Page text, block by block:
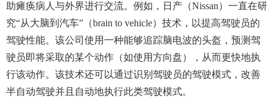
助瘫痪病人与外界进行交流。例如，日产（Nissan）一直在研
究“从大脑到汽车”（brain to vehicle）技术，以提高驾驶员的
驾驶性能。该公司使用一种能够追踪脑电波的头盔，预测驾
驶员即将采取的某个动作（如使用方向盘），从而更快地执
行该动作。该技术还可以通过识别驾驶员的驾驶模式，改善
半自动驾驶并且自动地执行此类驾驶模式。